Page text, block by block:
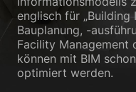
englisch für „Building
Bauplanung, -
Facility Management
können mit BIM
optimiert werden.
werden, bedarf der Zugriff
Einwilligung mehr.
Cookie-